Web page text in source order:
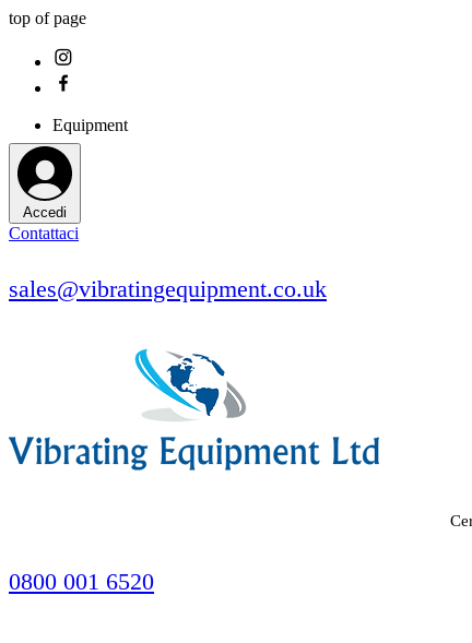
top of page
Equipment
Accedi
Contattaci
sales@vibratingequipment.co.uk
0800 001 6520